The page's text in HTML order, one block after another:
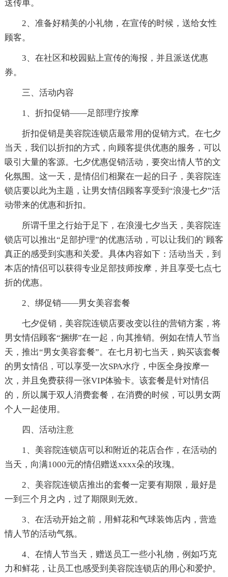
送传单。
2、准备好精美的小礼物，在宣传的时候，送给女性
顾客。
3、在社区和校园贴上宣传的海报，并且派送优惠
券。
三、活动内容
1、折扣促销——足部理疗按摩
折扣促销是美容院连锁店最常用的促销方式。在七夕
当天，我们以折扣的方式，向顾客提供优惠的服务，可以
吸引大量的客源。七夕优惠促销活动，要突出情人节的文
化氛围。这一天，是情侣们相聚在一起的日子，美容院连
锁店要以此为主题，让男女情侣顾客享受到“浪漫七夕”活
动带来的优惠和折扣。
所谓千里之行始于足下，在浪漫七夕当天，美容院连
锁店可以推出“足部护理”的优惠活动，可以让我们的`顾客
真正的感受到实惠和关爱。具体内容如下：活动当天，到
本店的情侣可以获得专业足部技师按摩，并且享受七点七
折的优惠。
2、绑促销——男女美容套餐
七夕促销，美容院连锁店要改变以往的营销方案，将
男女情侣顾客“捆绑”在一起，向其推销。例如在情人节当
天，推出“男女美容套餐”。在七月初七当天，购买该套餐
的男女情侣，可以享受一次SPA水疗，中医全身按摩一
次，并且免费获得一张VIP体验卡。该套餐是针对情侣
的，所以属于双人消费套餐，在消费的时候，可以男女两
个人一起使用。
四、活动注意
1、美容院连锁店可以和附近的花店合作，在活动的
当天，向满1000元的情侣赠送xxxx朵的玫瑰。
2、美容院连锁店推出的套餐一定要有期限，最好是
一到三个月之内，过了期限则无效。
3、在活动开始之前，用鲜花和气球装饰店内，营造
情人节的活动气氛。
4、在情人节当天，赠送员工一些小礼物，例如巧克
力和鲜花，让员工也感受到美容院连锁店的用心和爱护。